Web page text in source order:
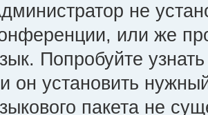
не
или же
Попробуйте
он установить
пакета не